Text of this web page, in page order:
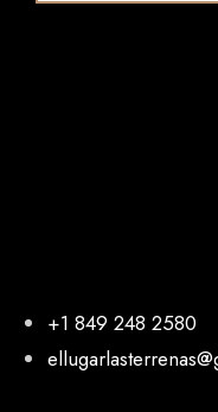
+1 849 248 2580